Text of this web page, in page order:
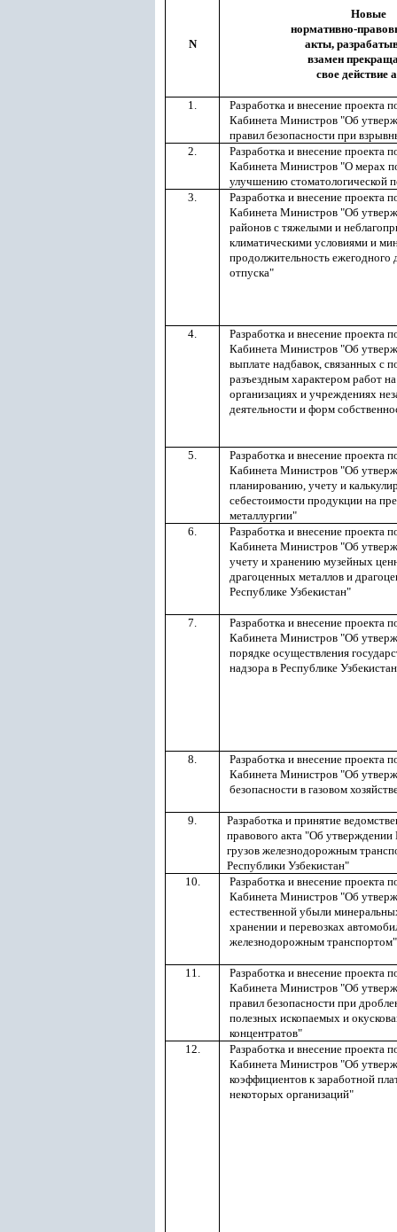
N
Новые
нормативно-
акты,
взамен
свое действие
1.
Разработка и внесение проекта
Кабинета Министров "Об
правил безопасности при
2.
Разработка и внесение проекта
Кабинета Министров "О мерах
улучшению стоматологической
3.
Разработка и внесение проекта
Кабинета Министров "Об
районов с тяжелыми и
климатическими условиями и
продолжительность ежегодного
отпуска"
4.
Разработка и внесение проекта
Кабинета Министров "Об
выплате надбавок, связанных с
разъездным характером работ
организациях и учреждениях
деятельности и форм
5.
Разработка и внесение проекта
Кабинета Министров "Об
планированию, учету и
себестоимости продукции на
металлургии"
6.
Разработка и внесение проекта
Кабинета Министров "Об
учету и хранению музейных
драгоценных металлов и
Республике Узбекистан"
7.
Разработка и внесение проекта
Кабинета Министров "Об
порядке осуществления
надзора в Республике
8.
Разработка и внесение проекта
Кабинета Министров "Об
безопасности в газовом
9.
Разработка и принятие
правового акта "Об утверждении
грузов железнодорожным
Республики Узбекистан"
10.
Разработка и внесение проекта
Кабинета Министров "Об
естественной убыли
хранении и перевозках
железнодорожным транспортом"
11.
Разработка и внесение проекта
Кабинета Министров "Об
правил безопасности при
полезных ископаемых и
концентратов"
12.
Разработка и внесение проекта
Кабинета Министров "Об
коэффициентов к заработной
некоторых организаций"